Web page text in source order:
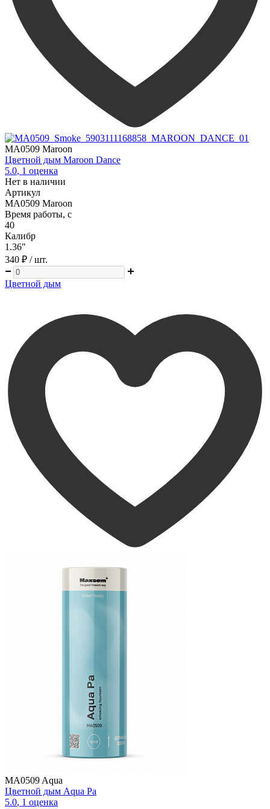
MA0509 Maroon
Цветной дым Maroon Dance
5.0, 1 оценка
Нет в наличии
Артикул
MA0509 Maroon
Время работы, с
40
Калибр
1.36"
340 ₽ / шт.
Цветной дым
MA0509 Aqua
Цветной дым Aqua Pa
5.0, 1 оценка